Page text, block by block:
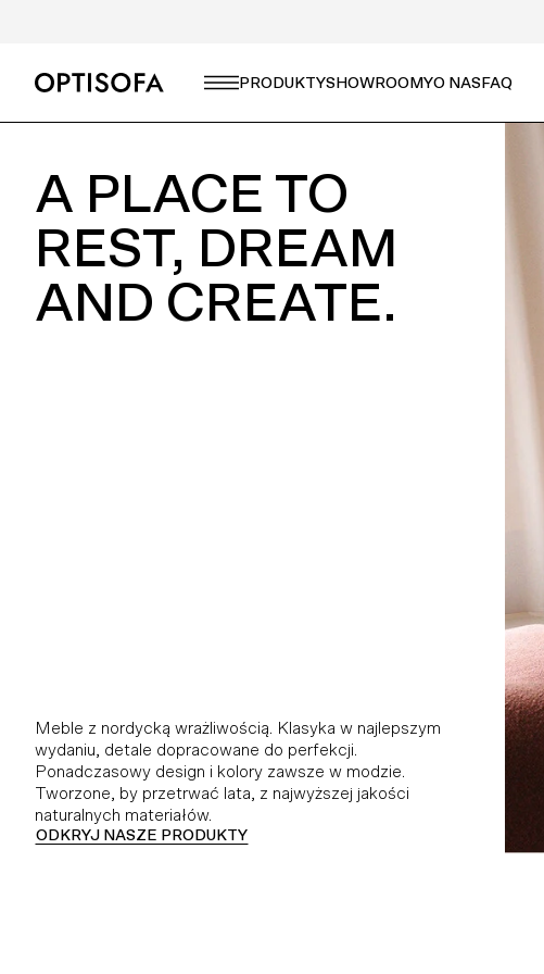
PRODUKTYSHOWROOMYO NASFAQ
A PLACE TO
REST, DREAM
AND CREATE.
Meble z nordycką wrażliwością. Klasyka w najlepszym
wydaniu, detale dopracowane do perfekcji.
Ponadczasowy design i kolory zawsze w modzie.
Tworzone, by przetrwać lata, z najwyższej jakości
naturalnych materiałów.
ODKRYJ NASZE PRODUKTY